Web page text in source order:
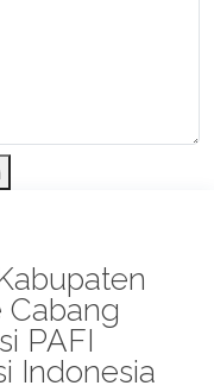
Cabang
PAFI
Indonesia